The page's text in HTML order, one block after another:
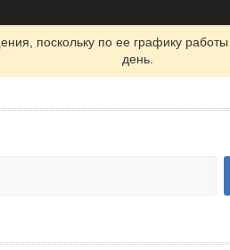
поскольку по ее графику
день.